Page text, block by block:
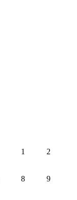
1 2
8 9